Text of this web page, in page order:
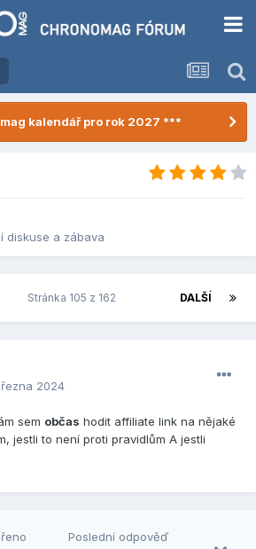
kalendář pro rok 2027 ***
diskuse a zábava
DALŠÍ
Stránka 105 z 162
2024
sem občas hodit affiliate link na nějaké
jestli to není proti pravidlům A jestli
Poslední odpověď